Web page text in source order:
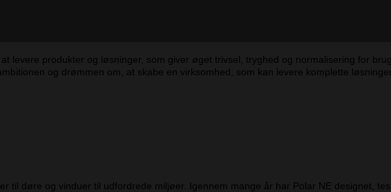
levere produkter og løsninger, som giver øget trivsel, tryghed og normalisering for
og drømmen om, at skabe en virksomhed, som kan levere komplette
til døre og vinduer til udfordrede miljøer. Igennem mange år har Polar NE designet,